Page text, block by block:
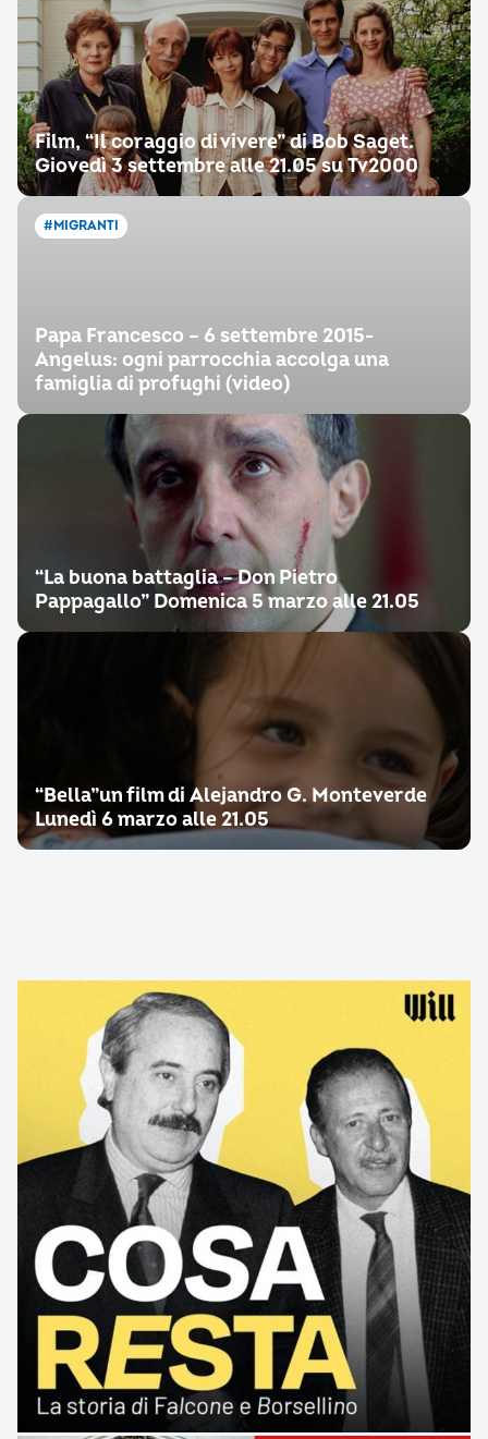
Film, “Il coraggio di vivere” di Bob Saget.
Giovedì 3 settembre alle 21.05 su Tv2000
#MIGRANTI
Papa Francesco – 6 settembre 2015-
Angelus: ogni parrocchia accolga una
famiglia di profughi (video)
“La buona battaglia – Don Pietro
Pappagallo” Domenica 5 marzo alle 21.05
“Bella”un film di Alejandro G. Monteverde
Lunedì 6 marzo alle 21.05